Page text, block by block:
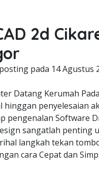
2d
pada 14 Agustus
Datang Kerumah
hinggan penyelesaian
pengenalan Software
sangatlah penting
langkah tekan
cara Cepat dan